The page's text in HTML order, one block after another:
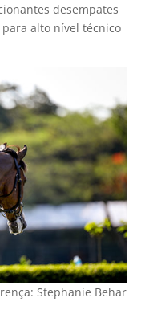
desempates
alto nível técnico
Stephanie Behar